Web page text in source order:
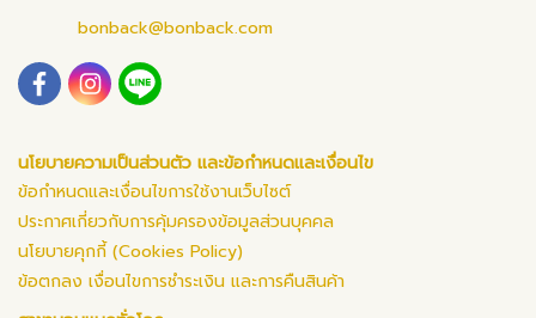
bonback@bonback.com
นโยบายความเป็นส่วนตัว และข้อกำหนดและเงื่อนไข
ข้อกำหนดและเงื่อนไขการใช้งานเว็บไซต์
ประกาศเกี่ยวกับการคุ้มครองข้อมูลส่วนบุคคล
นโยบายคุกกี้ (Cookies Policy)
ข้อตกลง เงื่อนไขการชำระเงิน และการคืนสินค้า